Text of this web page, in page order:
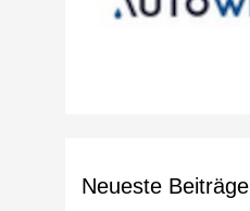
Neueste Beiträge